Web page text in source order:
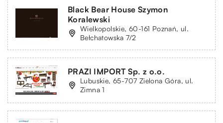
Black Bear House Szymon
Koralewski
Wielkopolskie, 60-161 Poznań, ul.
Bełchatowska 7/2
PRAZI IMPORT Sp. z o.o.
Lubuskie, 65-707 Zielona Góra, ul.
Zimna 1